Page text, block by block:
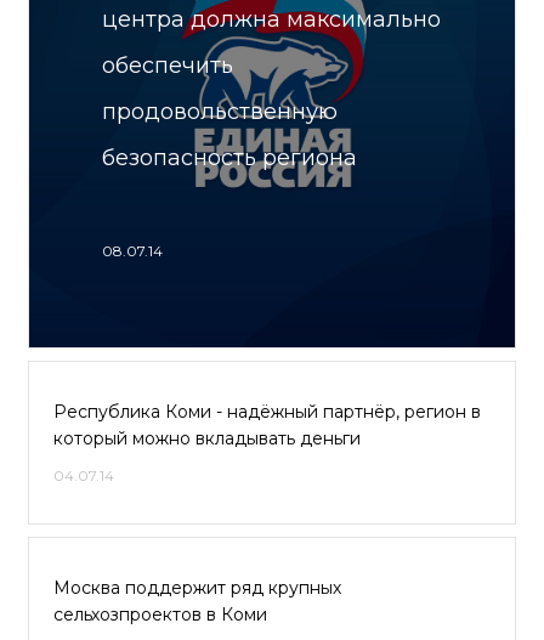
центра должна максимально
обеспечить
продовольственную
безопасность региона
08.07.14
Республика Коми - надёжный партнёр, регион в
который можно вкладывать деньги
04.07.14
Москва поддержит ряд крупных
сельхозпроектов в Коми